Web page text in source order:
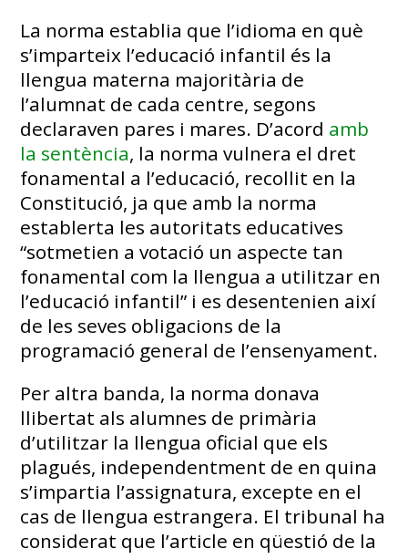
La norma establia que l’idioma en què
s’imparteix l’educació infantil és la
llengua materna majoritària de
l’alumnat de cada centre, segons
declaraven pares i mares. D’acord amb
la sentència, la norma vulnera el dret
fonamental a l’educació, recollit en la
Constitució, ja que amb la norma
establerta les autoritats educatives
“sotmetien a votació un aspecte tan
fonamental com la llengua a utilitzar en
l’educació infantil” i es desentenien així
de les seves obligacions de la
programació general de l’ensenyament.
Per altra banda, la norma donava
llibertat als alumnes de primària
d’utilitzar la llengua oficial que els
plagués, independentment de en quina
s’impartia l’assignatura, excepte en el
cas de llengua estrangera. El tribunal ha
considerat que l’article en qüestió de la